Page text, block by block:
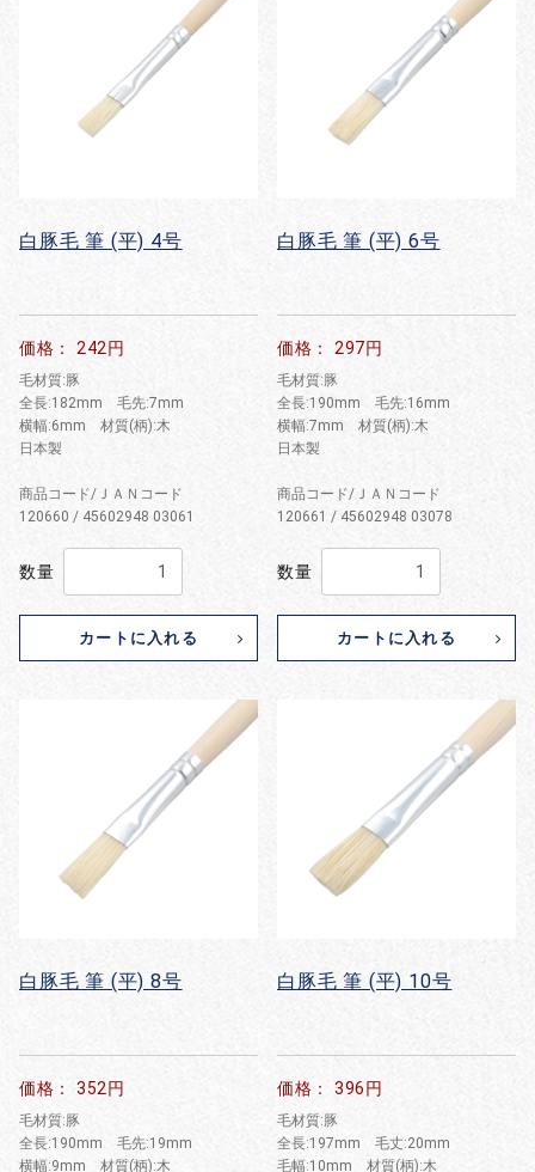
白豚毛 筆 (平) 4号
価格： 242円
毛材質:豚
全長:182mm 毛先:7mm
横幅:6mm 材質(柄):木
日本製
商品コード/ＪＡＮコード
120660 / 45602948 03061
数量
カートに入れる
白豚毛 筆 (平) 6号
価格： 297円
毛材質:豚
全長:190mm 毛先:16mm
横幅:7mm 材質(柄):木
日本製
商品コード/ＪＡＮコード
120661 / 45602948 03078
数量
カートに入れる
白豚毛 筆 (平) 8号
価格： 352円
毛材質:豚
全長:190mm 毛先:19mm
横幅:9mm 材質(柄):木
白豚毛 筆 (平) 10号
価格： 396円
毛材質:豚
全長:197mm 毛丈:20mm
毛幅:10mm 材質(柄):木